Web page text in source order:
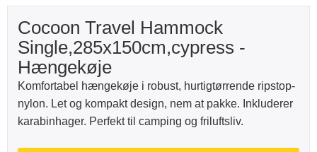
Cocoon Travel Hammock
Single,285x150cm,cypress -
Hængekøje
Komfortabel hængekøje i robust, hurtigtørrende ripstop-
nylon. Let og kompakt design, nem at pakke. Inkluderer
karabinhager. Perfekt til camping og friluftsliv.